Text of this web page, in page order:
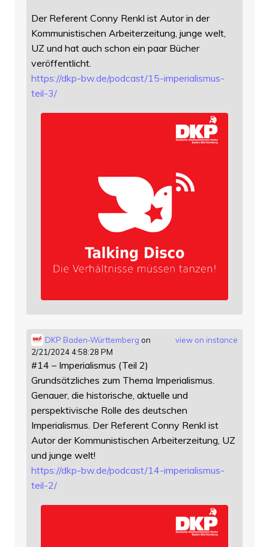
Der Referent Conny Renkl ist Autor in der
Kommunistischen Arbeiterzeitung, junge welt,
UZ und hat auch schon ein paar Bücher
veröffentlicht.
https://dkp-bw.de/podcast/15-imperialismus-
teil-3/
view on instance
DKP Baden-Württemberg on
2/21/2024 4:58:28 PM
#14 – Imperialismus (Teil 2)
Grundsätzliches zum Thema Imperialismus.
Genauer, die historische, aktuelle und
perspektivische Rolle des deutschen
Imperialismus. Der Referent Conny Renkl ist
Autor der Kommunistischen Arbeiterzeitung, UZ
und junge welt!
https://dkp-bw.de/podcast/14-imperialismus-
teil-2/